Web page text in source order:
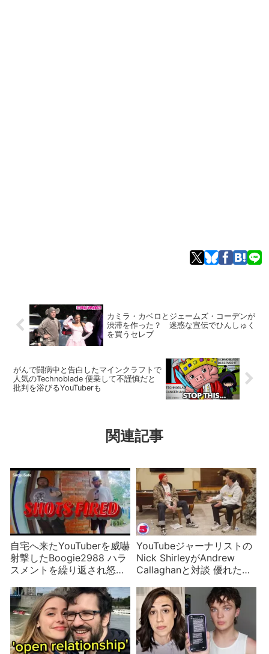
カミラ・カベロとジェームズ・コーデンが
渋滞を作った？ 迷惑な宣伝でひんしゅく
を買うセレブ
がんで闘病中と告白したマインクラフトで
人気のTechnoblade 便乗して不謹慎だと
批判を浴びるYouTuberも
関連記事
自宅へ来たYouTuberを威嚇
射撃したBoogie2988 ハラ
スメントを繰り返され怒り
YouTubeジャーナリストの
Nick ShirleyがAndrew
Callaghanと対談 優れた告